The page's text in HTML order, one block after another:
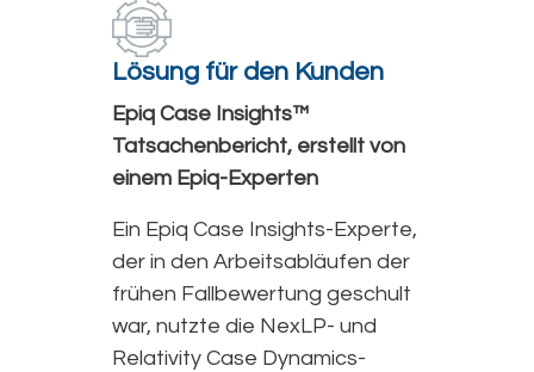
Lösung für den Kunden
Epiq Case Insights™
Tatsachenbericht, erstellt von
einem Epiq-Experten
Ein Epiq Case Insights-Experte,
der in den Arbeitsabläufen der
frühen Fallbewertung geschult
war, nutzte die NexLP- und
Relativity Case Dynamics-